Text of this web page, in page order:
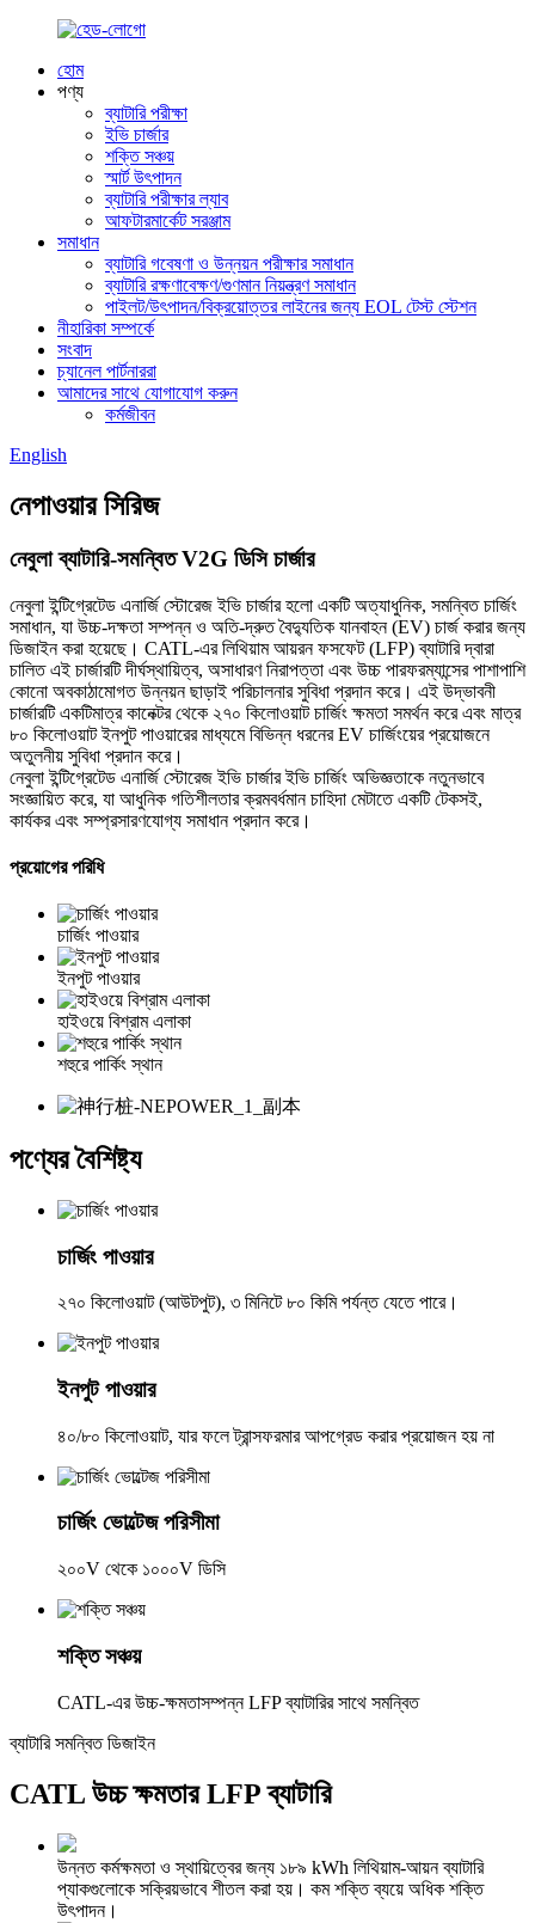
হোম
পণ্য
ব্যাটারি পরীক্ষা
ইভি চার্জার
শক্তি সঞ্চয়
স্মার্ট উৎপাদন
ব্যাটারি পরীক্ষার ল্যাব
আফটারমার্কেট সরঞ্জাম
সমাধান
ব্যাটারি গবেষণা ও উন্নয়ন পরীক্ষার সমাধান
ব্যাটারি রক্ষণাবেক্ষণ/গুণমান নিয়ন্ত্রণ সমাধান
পাইলট/উৎপাদন/বিক্রয়োত্তর লাইনের জন্য EOL টেস্ট স্টেশন
নীহারিকা সম্পর্কে
সংবাদ
চ্যানেল পার্টনাররা
আমাদের সাথে যোগাযোগ করুন
কর্মজীবন
English
নেপাওয়ার সিরিজ
নেবুলা ব্যাটারি-সমন্বিত V2G ডিসি চার্জার
নেবুলা ইন্টিগ্রেটেড এনার্জি স্টোরেজ ইভি চার্জার হলো একটি অত্যাধুনিক, সমন্বিত চার্জিং
সমাধান, যা উচ্চ-দক্ষতা সম্পন্ন ও অতি-দ্রুত বৈদ্যুতিক যানবাহন (EV) চার্জ করার জন্য
ডিজাইন করা হয়েছে। CATL-এর লিথিয়াম আয়রন ফসফেট (LFP) ব্যাটারি দ্বারা
চালিত এই চার্জারটি দীর্ঘস্থায়িত্ব, অসাধারণ নিরাপত্তা এবং উচ্চ পারফরম্যান্সের পাশাপাশি
কোনো অবকাঠামোগত উন্নয়ন ছাড়াই পরিচালনার সুবিধা প্রদান করে। এই উদ্ভাবনী
চার্জারটি একটিমাত্র কানেক্টর থেকে ২৭০ কিলোওয়াট চার্জিং ক্ষমতা সমর্থন করে এবং মাত্র
৮০ কিলোওয়াট ইনপুট পাওয়ারের মাধ্যমে বিভিন্ন ধরনের EV চার্জিংয়ের প্রয়োজনে
অতুলনীয় সুবিধা প্রদান করে।
নেবুলা ইন্টিগ্রেটেড এনার্জি স্টোরেজ ইভি চার্জার ইভি চার্জিং অভিজ্ঞতাকে নতুনভাবে
সংজ্ঞায়িত করে, যা আধুনিক গতিশীলতার ক্রমবর্ধমান চাহিদা মেটাতে একটি টেকসই,
কার্যকর এবং সম্প্রসারণযোগ্য সমাধান প্রদান করে।
প্রয়োগের পরিধি
চার্জিং পাওয়ার
ইনপুট পাওয়ার
হাইওয়ে বিশ্রাম এলাকা
শহুরে পার্কিং স্থান
পণ্যের বৈশিষ্ট্য
চার্জিং পাওয়ার
২৭০ কিলোওয়াট (আউটপুট), ৩ মিনিটে ৮০ কিমি পর্যন্ত যেতে পারে।
ইনপুট পাওয়ার
৪০/৮০ কিলোওয়াট, যার ফলে ট্রান্সফরমার আপগ্রেড করার প্রয়োজন হয় না
চার্জিং ভোল্টেজ পরিসীমা
২০০V থেকে ১০০০V ডিসি
শক্তি সঞ্চয়
CATL-এর উচ্চ-ক্ষমতাসম্পন্ন LFP ব্যাটারির সাথে সমন্বিত
ব্যাটারি সমন্বিত ডিজাইন
CATL উচ্চ ক্ষমতার LFP ব্যাটারি
উন্নত কর্মক্ষমতা ও স্থায়িত্বের জন্য ১৮৯ kWh লিথিয়াম-আয়ন ব্যাটারি
প্যাকগুলোকে সক্রিয়ভাবে শীতল করা হয়। কম শক্তি ব্যয়ে অধিক শক্তি
উৎপাদন।